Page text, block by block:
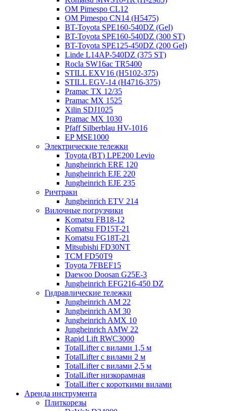
OM Pimespo CL12
OM Pimespo CN14 (Н5475)
BT-Toyota SPE160-540DZ (Gel)
BT-Toyota SPE160-540DZ (300 ST)
BT-Toyota SPE125-450DZ (200 Gel)
Linde L14AP-540DZ (375 ST)
Rocla SW16ac TR5400
STILL EXV16 (H5102-375)
STILL EGV-14 (H4716-375)
Pramac TX 12/35
Pramac MX 1525
Xilin SDJ1025
Pramac MX 1030
Pfaff Silberblau HV-1016
EP MSE1000
Электрические тележки
Toyota (BT) LPE200 Levio
Jungheinrich ERE 120
Jungheinrich EJE 220
Jungheinrich EJE 235
Ричтраки
Jungheinrich ETV 214
Вилочные погрузчики
Komatsu FB18-12
Komatsu FD15T-21
Komatsu FG18T-21
Mitsubishi FD30NT
TCM FD50T9
Toyota 7FBEF15
Daewoo Doosan G25E-3
Jungheinrich EFG216-450 DZ
Гидравлические тележки
Jungheinrich AM 22
Jungheinrich AM 30
Jungheinrich AMX 10
Jungheinrich AMW 22
Rapid Lift RWC3000
TotalLifter с вилами 1,5 м
TotalLifter с вилами 2 м
TotalLifter с вилами 2,5 м
TotalLifter низкорамная
TotalLifter с короткими вилами
Аренда инструмента
Плиткорезы